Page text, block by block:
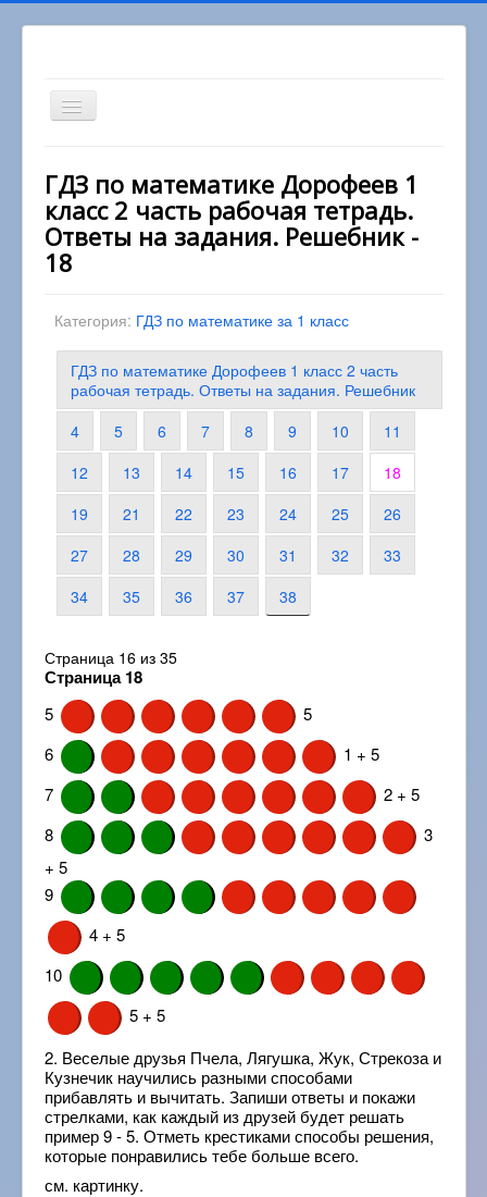
Включить/
выключить
Вы здесь:
Математика 1 класс
ГДЗ по математике Дорофеев 1 класс 2 часть
рабочая тетрадь. Ответы на задания. Решебник
ГДЗ по математике Дорофеев 1
класс 2 часть рабочая тетрадь.
Ответы на задания. Решебник -
18
Категория: ГДЗ по математике за 1 класс
ГДЗ по математике Дорофеев 1 класс 2 часть
рабочая тетрадь. Ответы на задания. Решебник
4
5 6 7 8 9 10
11
12
13 14 15 16 17
18
19
21 22 23 24 25
26
27
28 29 30 31 32
33
34
35 36 37 38
Страница 16 из 35
Страница 18
5
5
6
1 + 5
7
2 + 5
8
3
+ 5
9
4 + 5
10
5 + 5
2. Веселые друзья Пчела, Лягушка, Жук, Стрекоза и
Кузнечик научились разными способами
прибавлять и вычитать. Запиши ответы и покажи
стрелками, как каждый из друзей будет решать
пример 9 - 5. Отметь крестиками способы решения,
которые понравились тебе больше всего.
см. картинку.